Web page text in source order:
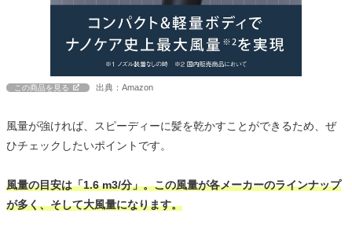
この商品を見る 出典：Amazon
風量が強ければ、スピーディーに髪を乾かすことができるため、ぜ
ひチェックしたいポイントです。
風量の目安は「1.6 m3/分」。この風量が各メーカーのラインナップ
が多く、そして大風量になります。